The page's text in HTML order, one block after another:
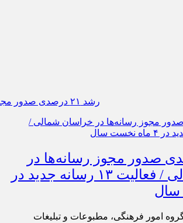
رشد ۲۱ درصدی صدور مجوز رسانه‌ها در خراسان شمالی / فعالیت ۱۳ رسانه جدید در ۴ ماه نخست سال
درصدی صدور مجوز رسانه‌ها در
خراسان شمالی / فعالیت ۱۳ رسانه جدید در
امور فرهنگی، مطبوعات و تبلیغات